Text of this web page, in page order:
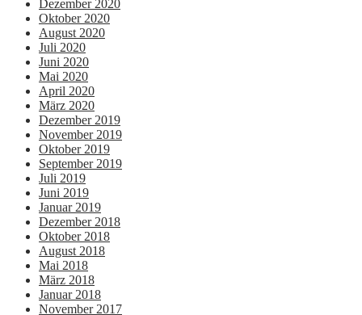
Dezember 2020
Oktober 2020
August 2020
Juli 2020
Juni 2020
Mai 2020
April 2020
März 2020
Dezember 2019
November 2019
Oktober 2019
September 2019
Juli 2019
Juni 2019
Januar 2019
Dezember 2018
Oktober 2018
August 2018
Mai 2018
März 2018
Januar 2018
November 2017